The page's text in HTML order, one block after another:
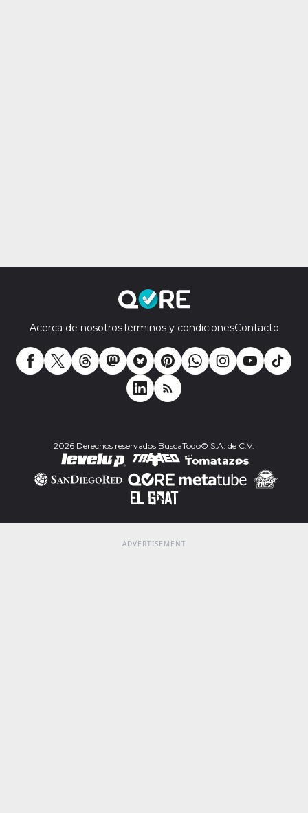
Acerca de nosotrosTerminos y condicionesContacto
2026 Derechos reservados BuscaTodo© S.A. de C.V.